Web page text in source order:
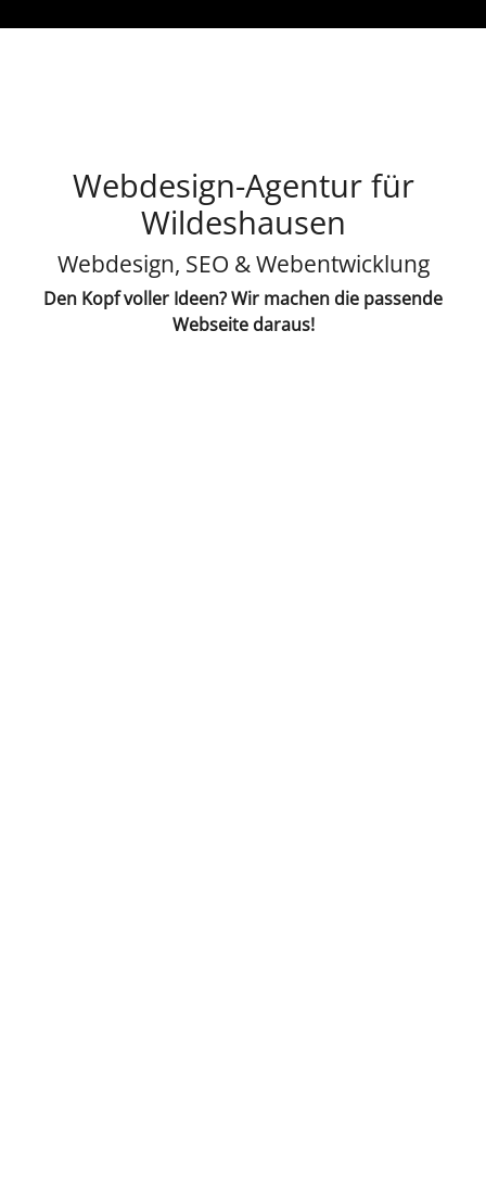
Webdesign-Agentur für
Wildeshausen
Webdesign, SEO & Webentwicklung
Den Kopf voller Ideen? Wir machen die passende
Webseite daraus!